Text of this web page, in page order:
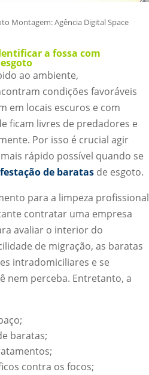
Montagem: Agência Digital Space
a fossa com
ao ambiente,
condições favoráveis
em locais escuros e com
ficam livres de predadores e
Por isso é crucial agir
rápido possível quando se
de baratas de esgoto.
para a limpeza profissional
contratar uma empresa
avaliar o interior do
de migração, as baratas
intradomiciliares e se
nem perceba. Entretanto, a
baratas;
contra os focos;